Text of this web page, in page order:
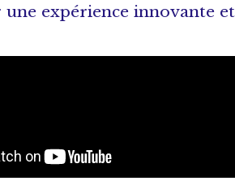
expérience innovante